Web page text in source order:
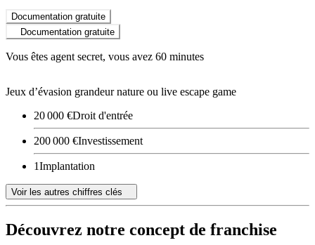
Documentation gratuite
Documentation gratuite
Vous êtes agent secret, vous avez 60 minutes
Jeux d’évasion grandeur nature ou live escape game
20 000 €Droit d'entrée
200 000 €Investissement
1Implantation
Voir les autres chiffres clés
Découvrez notre concept de franchise